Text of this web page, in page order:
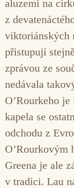
aluzemi na
z
viktoriánských
přistupují
zprávou ze
nedávala
O’Rourkeho
kapela se
odchodu z
O’Rourkovým
Greena je ale
v tradici. Lau